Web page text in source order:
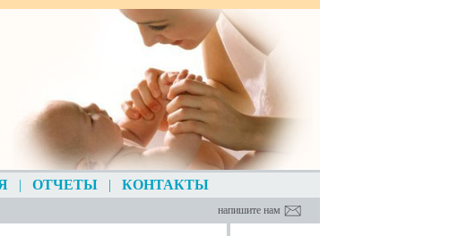
| ОТЧЕТЫ | КОНТАКТЫ
напишите нам